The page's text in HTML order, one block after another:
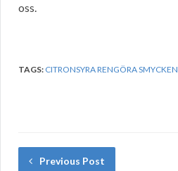
oss.
TAGS: CITRONSYRA RENGÖRA SMYCKEN
Previous Post